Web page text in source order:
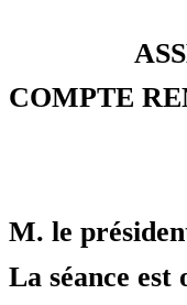
COMPTE
M. le
La séance est